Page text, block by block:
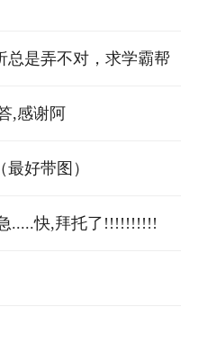
总是弄不对，求学霸帮
,感谢阿
好带图）
.....快,拜托了!!!!!!!!!!